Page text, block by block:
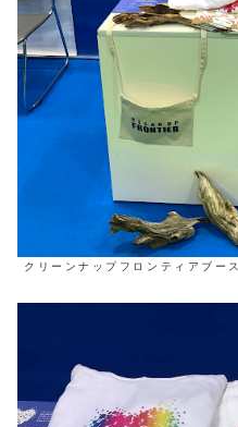
クリーンナップフロンティアブース